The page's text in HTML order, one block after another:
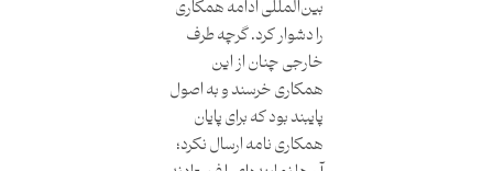
بین‌المللی ادامه همکاری
را دشوار کرد. گرچه طرف
خارجی چنان از این
همکاری خرسند و به اصول
پایبند بود که برای پایان
همکاری نامه ارسال نکرد؛